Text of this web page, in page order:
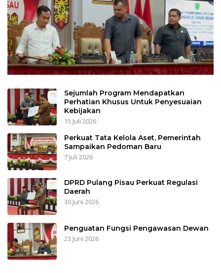
Sejumlah Program Mendapatkan
Perhatian Khusus Untuk Penyesuaian
Kebijakan
15 Juli 2026
Perkuat Tata Kelola Aset, Pemerintah
Sampaikan Pedoman Baru
7 Juli 2026
DPRD Pulang Pisau Perkuat Regulasi
Daerah
30 Juni 2026
Penguatan Fungsi Pengawasan Dewan
23 Juni 2026